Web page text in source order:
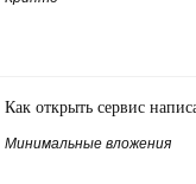
Как открыть сервис
Минимальные вложения